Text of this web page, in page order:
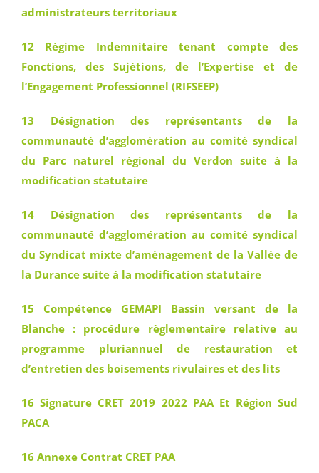
administrateurs territoriaux
12 Régime Indemnitaire tenant compte des
Fonctions, des Sujétions, de l’Expertise et de
l’Engagement Professionnel (RIFSEEP)
13 Désignation des représentants de la
communauté d’agglomération au comité syndical
du Parc naturel régional du Verdon suite à la
modification statutaire
14 Désignation des représentants de la
communauté d’agglomération au comité syndical
du Syndicat mixte d’aménagement de la Vallée de
la Durance suite à la modification statutaire
15 Compétence GEMAPI Bassin versant de la
Blanche : procédure règlementaire relative au
programme pluriannuel de restauration et
d’entretien des boisements rivulaires et des lits
16 Signature CRET 2019 2022 PAA Et Région Sud
PACA
16 Annexe Contrat CRET PAA